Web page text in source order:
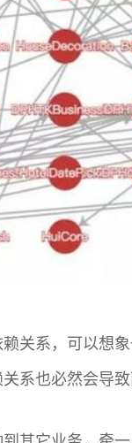
关系，可以
系也必然会导致